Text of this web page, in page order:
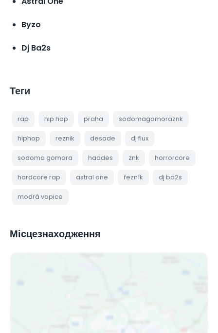
Byzo
Dj Ba2s
Теги
rap hip hop praha sodomagomoraznk
hiphop reznik desade dj flux
sodoma gomora haades znk horrorcore
hardcore rap astral one řezník dj ba2s
modrá vopice
Місцезнаходження